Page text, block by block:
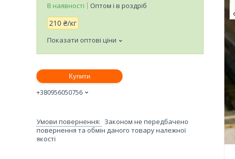
В наявності Оптом і в роздріб
210 ₴/кг
Показати оптові ціни
Купити
+380956050756
Законом не передбачено
повернення та обмін даного товару належної
якості